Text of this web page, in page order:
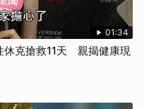
01:34
休克搶救11天 親揭健康現